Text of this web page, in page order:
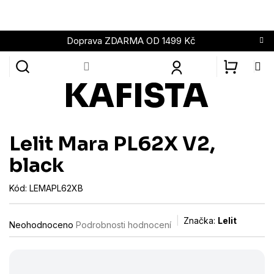
obsah
Doprava ZDARMA OD 1499 Kč
Lelit Mara PL62X V2,
black
Kód: LEMAPL62XB
Průměrné
hodnocení
Neohodnoceno Podrobnosti hodnocení Značka: Lelit